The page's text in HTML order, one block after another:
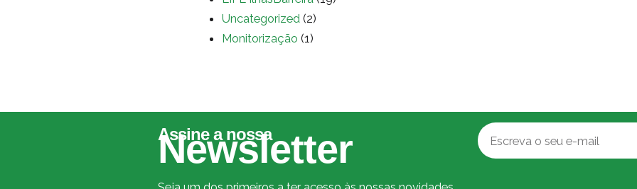
Uncategorized (2)
Monitorização (1)
Assine a nossa
Newsletter